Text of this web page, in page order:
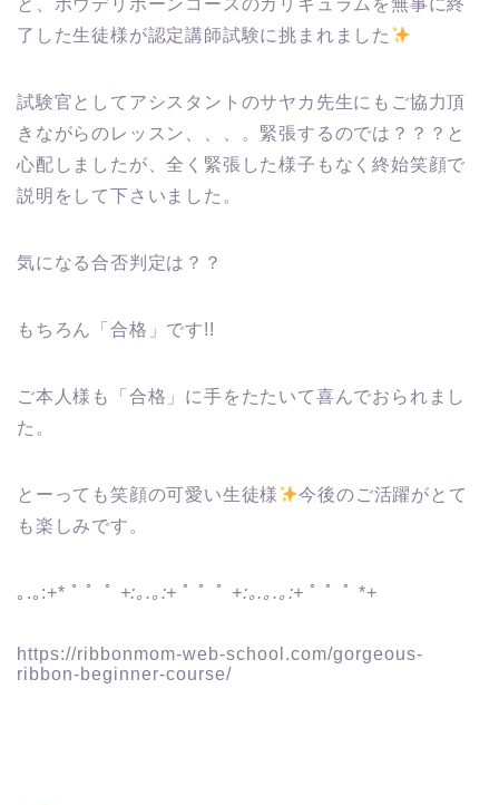
と、ボウデリボーンコースのカリキュラムを無事に終
了した生徒様が認定講師試験に挑まれました
試験官としてアシスタントのサヤカ先生にもご協力頂
きながらのレッスン、、、。緊張するのでは？？？と
心配しましたが、全く緊張した様子もなく終始笑顔で
説明をして下さいました。
気になる合否判定は？？
もちろん「合格」です!!
ご本人様も「合格」に手をたたいて喜んでおられまし
た。
とーっても笑顔の可愛い生徒様
今後のご活躍がとて
も楽しみです。
｡.｡:+* ﾟ ゜ﾟ +:｡.｡:+ ﾟ ゜ﾟ +:｡.｡.｡:+ ﾟ ゜ﾟ *+
https://ribbonmom-web-school.com/gorgeous-
ribbon-beginner-course/